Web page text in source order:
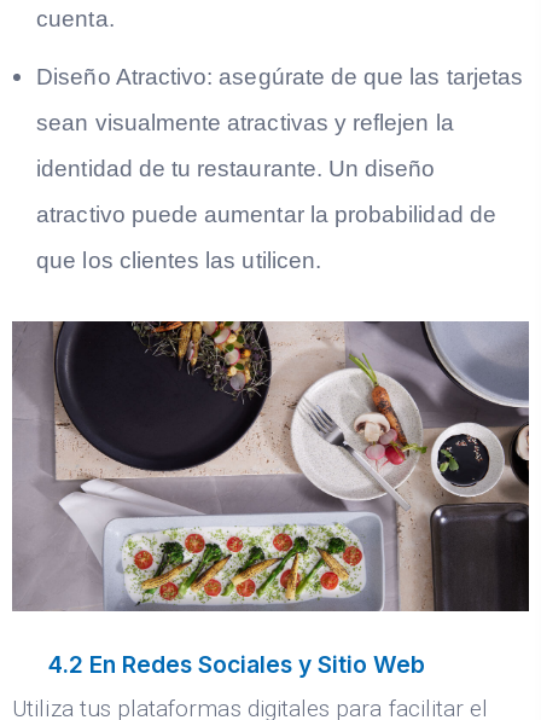
cuenta.
Diseño Atractivo: asegúrate de que las tarjetas
sean visualmente atractivas y reflejen la
identidad de tu restaurante. Un diseño
atractivo puede aumentar la probabilidad de
que los clientes las utilicen.
4.2 En Redes Sociales y Sitio Web
Utiliza tus plataformas digitales para facilitar el